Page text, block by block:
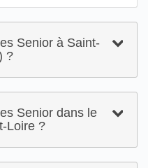
Senior à Saint-
?
Senior dans le
Loire ?